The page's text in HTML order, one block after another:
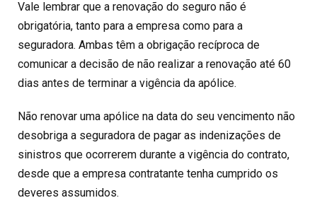
Vale lembrar que a renovação do seguro não é
obrigatória, tanto para a empresa como para a
seguradora. Ambas têm a obrigação recíproca de
comunicar a decisão de não realizar a renovação até 60
dias antes de terminar a vigência da apólice.
Não renovar uma apólice na data do seu vencimento não
desobriga a seguradora de pagar as indenizações de
sinistros que ocorrerem durante a vigência do contrato,
desde que a empresa contratante tenha cumprido os
deveres assumidos.